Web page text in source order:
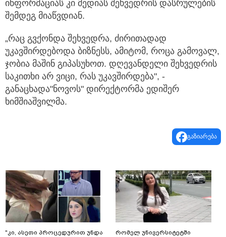
ინფორმაციას კი მედიას შეხვედრის დასრულების
შემდეგ მიაწვდიან.
„რაც გვქონდა შეხვედრა, ძირითადად
უკავშირდებოდა ბიზნესს, ამიტომ, როცა გამოვალ,
ჯობია მაშინ გიპასუხოთ. დღევანდელი შეხვედრის
საკითხი არ ვიცი, რას უკავშირდება", -
განაცხადა"ნოვოს" დირექტორმა ედიშერ
ხიმშიაშვილმა.
გაზიარება
"კი, ასეთი პროცედურით უნდა
რომელ უნივერსიტეტში